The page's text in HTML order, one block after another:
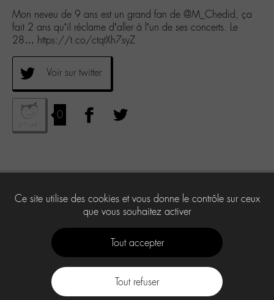
Mon neveu de 9 ans est un grand fan de @M_Chedid, ça
fait 2 ans qu’il réclame d’aller à l’un de ses concerts. Le
28… https://t.co/ctqtXh7syZ
Voir sur twitter
0
Ce site utilise des cookies et vous donne le contrôle sur ceux
que vous souhaitez activer
Tout accepter
Tout refuser